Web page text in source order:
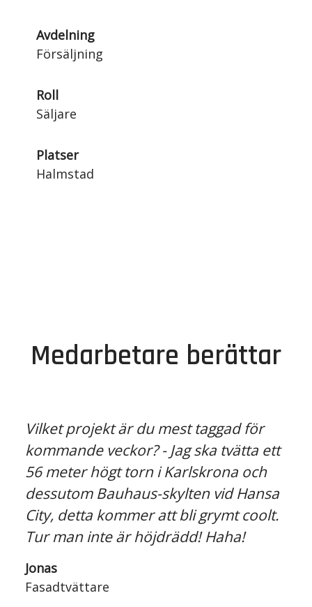
Avdelning
Försäljning
Roll
Säljare
Platser
Halmstad
Medarbetare berättar
Vilket projekt är du mest taggad för
kommande veckor? - Jag ska tvätta ett
56 meter högt torn i Karlskrona och
dessutom Bauhaus-skylten vid Hansa
City, detta kommer att bli grymt coolt.
Tur man inte är höjdrädd! Haha!
Jonas
Fasadtvättare